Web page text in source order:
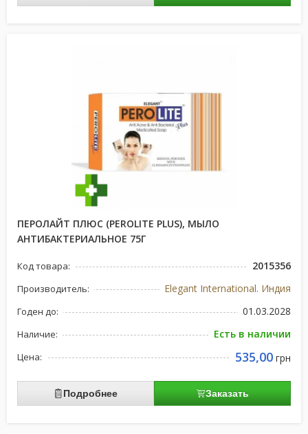
ПЕРОЛАЙТ ПЛЮС (PEROLITE PLUS), МЫЛО
АНТИБАКТЕРИАЛЬНОЕ 75Г
Код товара: 2015356
Производитель: Elegant International. Индия
Годен до: 01.03.2028
Наличие: Есть в наличии
Цена: 535,00 грн
Подробнее Заказать